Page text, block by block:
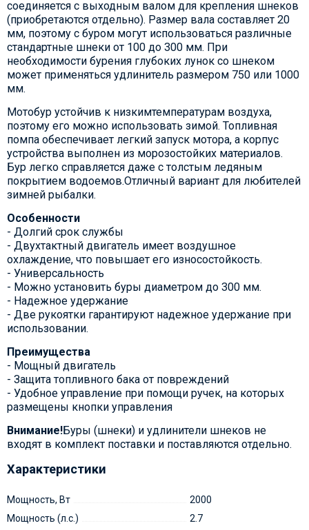
соединяется с выходным валом для крепления шнеков
(приобретаются отдельно). Размер вала составляет 20
мм, поэтому с буром могут использоваться различные
стандартные шнеки от 100 до 300 мм. При
необходимости бурения глубоких лунок со шнеком
может применяться удлинитель размером 750 или 1000
мм.
Мотобур устойчив к низкимтемпературам воздуха,
поэтому его можно использовать зимой. Топливная
помпа обеспечивает легкий запуск мотора, а корпус
устройства выполнен из морозостойких материалов.
Бур легко справляется даже с толстым ледяным
покрытием водоемов.Отличный вариант для любителей
зимней рыбалки.
Особенности
- Долгий срок службы
- Двухтактный двигатель имеет воздушное
охлаждение, что повышает его износостойкость.
- Универсальность
- Можно установить буры диаметром до 300 мм.
- Надежное удержание
- Две рукоятки гарантируют надежное удержание при
использовании.
Преимущества
- Мощный двигатель
- Защита топливного бака от повреждений
- Удобное управление при помощи ручек, на которых
размещены кнопки управления
Внимание!Буры (шнеки) и удлинители шнеков не
входят в комплект поставки и поставляются отдельно.
Характеристики
Мощность, Вт
2000
Мощность (л.с.)
2.7